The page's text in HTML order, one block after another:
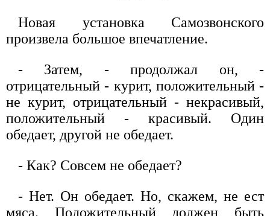
Новая установка Самозвонского
произвела большое впечатление.
- Затем, - продолжал он, -
отрицательный - курит, положительный -
не курит, отрицательный - некрасивый,
положительный - красивый. Один
обедает, другой не обедает.
- Как? Совсем не обедает?
- Нет. Он обедает. Но, скажем, не ест
мяса. Положительный должен быть